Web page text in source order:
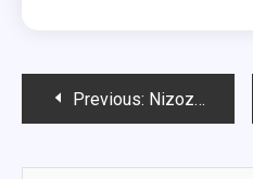
PostPrevious: Nizozemska šolska ekipa: Zgodovinske dosežke, Taktološka evolucija, Pretekle predstave